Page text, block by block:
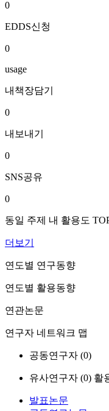
0
EDDS신청
0
usage
내책장담기
0
내보내기
0
SNS공유
0
동일 주제 내 활용도
더보기
연도별 연구동향
연도별 활용동향
연관논문
연구자 네트워크 맵
공동연구자 (0)
유사연구자 (0) 활
발표논문